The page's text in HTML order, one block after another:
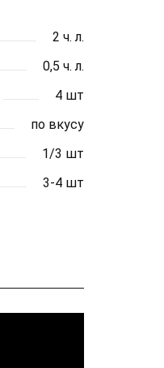
2 ч. л.
0,5 ч. л.
4 шт
по вкусу
1/3 шт
3-4 шт